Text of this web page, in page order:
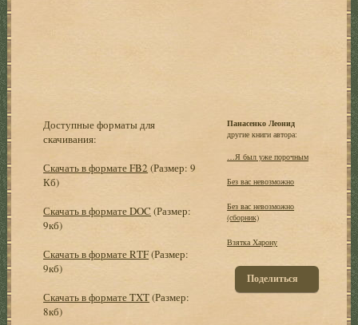
Доступные форматы для
скачивания:
Скачать в формате FB2 (Размер: 9
Кб)
Скачать в формате DOC (Размер:
9кб)
Скачать в формате RTF(Размер:
9кб)
Скачать в формате TXT(Размер:
8кб)
Панасенко Леонид
другие книги автора:
…Я был уже порочным
Без вас невозможно
Без вас невозможно
(сборник)
Взятка Харону
Поделиться